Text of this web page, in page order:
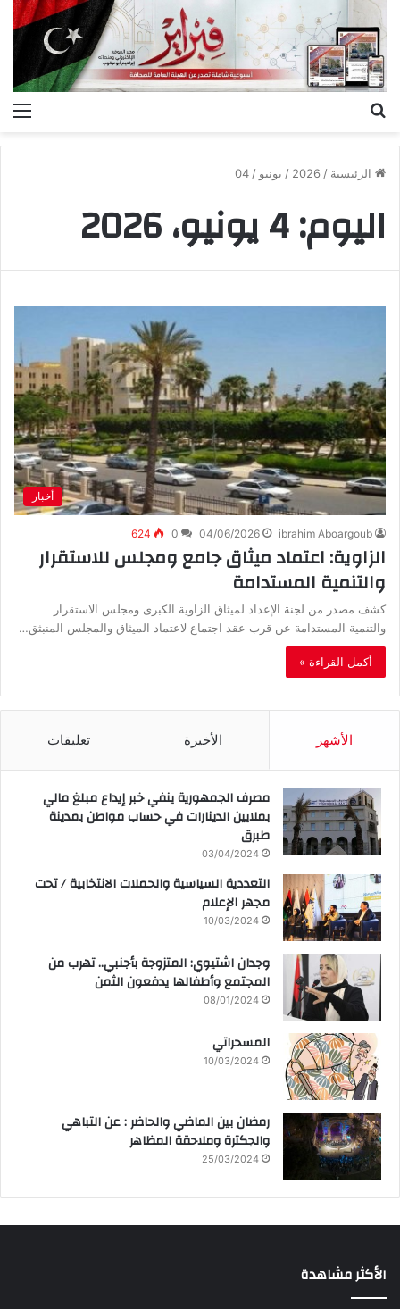
الرئيسية /
2026
/ يونيو /
04
اليوم:4 يونيو، 2026
أخبار
ibrahim Aboargoub
04/06/2026
0
624
الزاوية: اعتماد ميثاق جامع ومجلس للاستقرار
والتنمية المستدامة
كشف مصدر من لجنة الإعداد لميثاق الزاوية الكبرى ومجلس الاستقرار
والتنمية المستدامة عن قرب عقد اجتماع لاعتماد الميثاق والمجلس المنبثق…
أكمل القراءة »
الأشهر الأخيرة تعليقات
مصرف الجمهورية ينفي خبر إيداع مبلغ مالي
بملايين الدينارات في حساب مواطن بمدينة
طبرق
03/04/2024
التعددية السياسية والحملات الانتخابية / تحت
مجهر الإعلام
10/03/2024
وجدان اشتيوي: المتزوجة بأجنبي.. تهرب من
المجتمع وأطفالها يدفعون الثمن
08/01/2024
المسحراتي
10/03/2024
رمضان بين الماضي والحاضر : عن التباهي
والجكترة وملاحقة المظاهر
25/03/2024
الأكثر مشاهدة